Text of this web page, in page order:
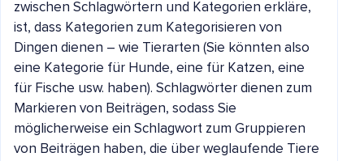
zwischen Schlagwörtern und Kategorien erkläre,
ist, dass Kategorien zum Kategorisieren von
Dingen dienen – wie Tierarten (Sie könnten also
eine Kategorie für Hunde, eine für Katzen, eine
für Fische usw. haben). Schlagwörter dienen zum
Markieren von Beiträgen, sodass Sie
möglicherweise ein Schlagwort zum Gruppieren
von Beiträgen haben, die über weglaufende Tiere